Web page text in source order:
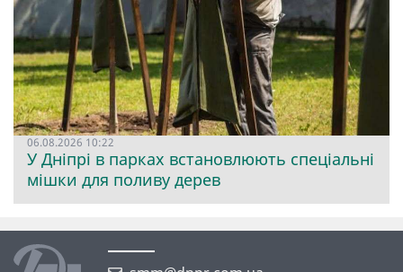
06.08.2026 10:22
У Дніпрі в парках встановлюють спеціальні
мішки для поливу дерев